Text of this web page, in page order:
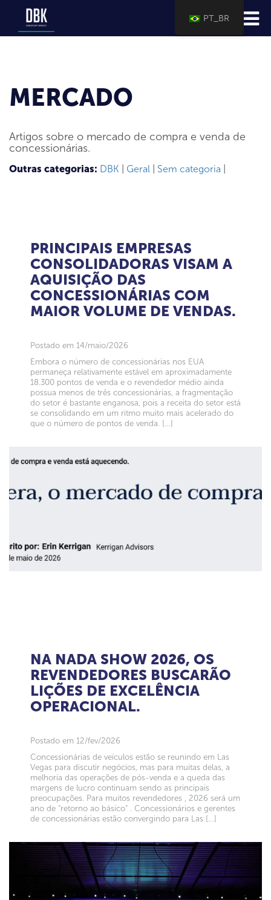
MERCADO
Artigos sobre o mercado de compra e venda de
concessionárias.
Outras categorias: DBK Geral Sem categoria
PRINCIPAIS EMPRESAS
CONSOLIDADORAS VISAM A
AQUISIÇÃO DAS
CONCESSIONÁRIAS COM
MAIOR VOLUME DE VENDAS.
Postado em 14/maio/2026
Embora o número de concessionárias nos EUA
permaneça relativamente estável em aproximadamente
18.300 pontos de venda e o revendedor médio ainda
possua menos de três concessionárias, a fragmentação
do setor é bastante enganosa, pois a receita do setor está
se consolidando em um ritmo muito mais acelerado do
que o número de pontos de venda. […]
NA NADA SHOW 2026, OS
REVENDEDORES BUSCARÃO
LIÇÕES DE EXCELÊNCIA
OPERACIONAL.
Postado em 12/fev/2026
Concessionárias de veículos estão se reunindo em Las
Vegas para discutir negócios, mas para muitas delas, a
melhoria das operações de pós-venda e a queda das
margens de lucro continuam sendo as principais
preocupações. Para muitos revendedores , 2026 será um
ano de “retorno ao básico” . Concessionários e gerentes
de concessionárias estão convergindo para Las […]
PT_BR